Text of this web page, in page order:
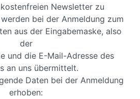
Newsletter zu
bei der Anmeldung zum
aus der Eingabemaske, also
der
und die E-Mail-Adresse des
an uns übermittelt.
Daten bei der Anmeldung
erhoben: